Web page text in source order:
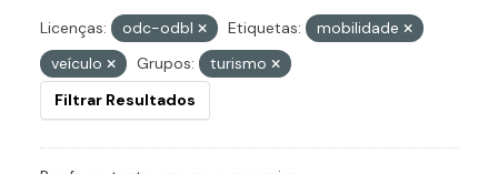
Licenças: odc-odbl Etiquetas:
mobilidade
veículo
Grupos:
turismo
Filtrar Resultados